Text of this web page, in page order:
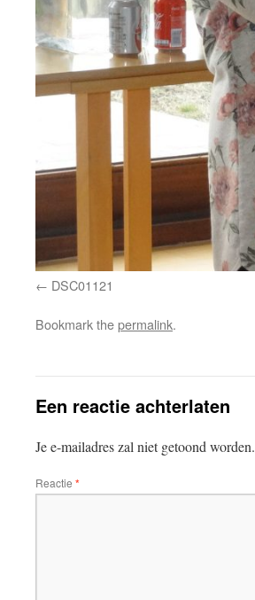
DSC01121
Bookmark thepermalink.
Een reactie achterlaten
Je e-mailadres zal niet getoond worden.
Reactie *